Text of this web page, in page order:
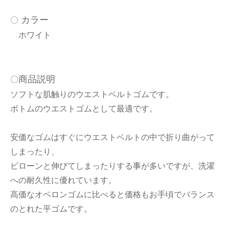
〇 カラー
ホワイト
〇商品説明
ソフトな肌触りのウエストベルトゴムです。
ボトムのウエストゴムとして最適です。
安価なゴムはすぐにウエストベルトの中で折り曲がって
しまったり、
ビローンと伸びてしまったりする事が多いですが、洗濯
への耐久性に優れています。
高価なオペロンゴムに比べると価格もお手頃でバランス
のとれた平ゴムです。